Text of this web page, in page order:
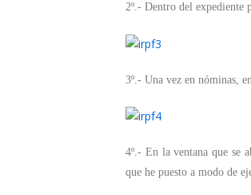
2º.- Dentro del expediente
3º.- Una vez en nóminas,
4º.- En la ventana que se
que he puesto a modo de